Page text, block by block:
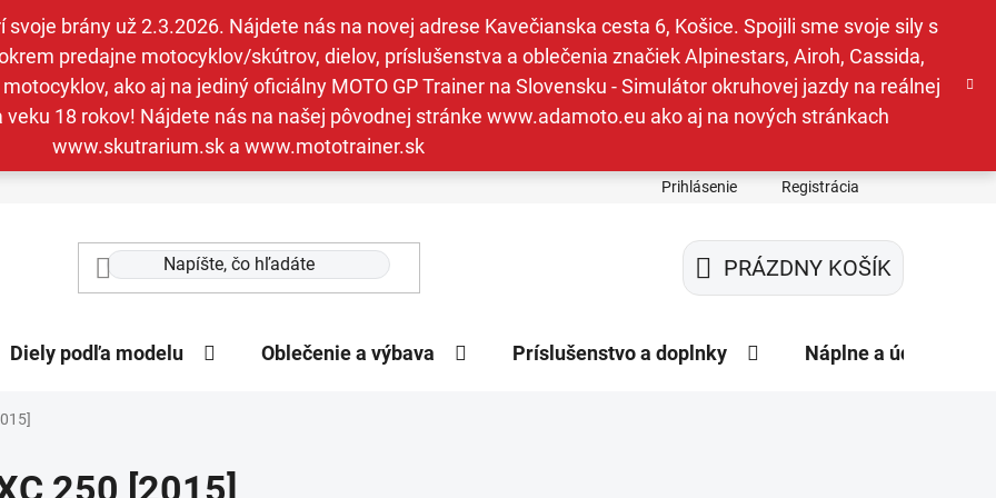
brány už 2.3.2026. Nájdete nás na novej adrese Kavečianska cesta 6, Košice. Spojili sme svoje sily s
predajne motocyklov/skútrov, dielov, príslušenstva a oblečenia značiek Alpinestars, Airoh, Cassida,
ako aj na jediný oficiálny MOTO GP Trainer na Slovensku - Simulátor okruhovej jazdy na reálnej
18 rokov! Nájdete nás na našej pôvodnej stránke www.adamoto.eu ako aj na nových stránkach
www.skutrarium.sk a www.mototrainer.sk
Prihlásenie Registrácia
NÁKUPNÝ
KOŠÍK
PRÁZDNY KOŠÍK
Diely podľa modelu Oblečenie a výbava Príslušenstvo a doplnky Náplne a údržba
250 [2015]